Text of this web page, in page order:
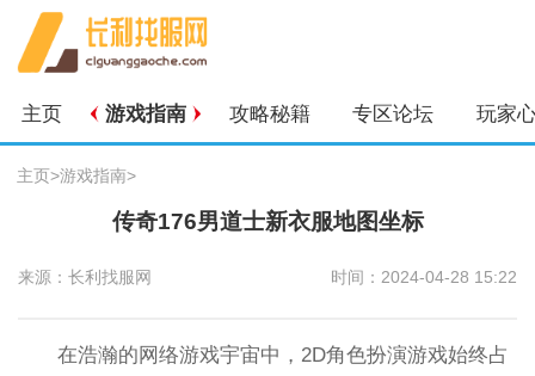
主页 游戏指南 攻略秘籍 专区论坛 玩家
主页>游戏指南>
传奇176男道士新衣服地图坐标
来源：长利找服网 时间：2024-04-28 15:22
在浩瀚的网络游戏宇宙中，2D角色扮演游戏始终占